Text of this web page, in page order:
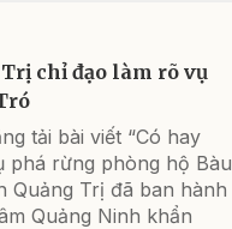
chỉ đạo làm rõ vụ
tải bài viết “Có hay
phá rừng phòng hộ Bàu
Quảng Trị đã ban hành
Quảng Ninh khẩn